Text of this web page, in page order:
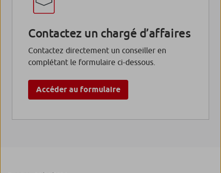
Contactez un chargé d’affaires
Contactez directement un conseiller en
complétant le formulaire ci-dessous.
Accéder au formulaire